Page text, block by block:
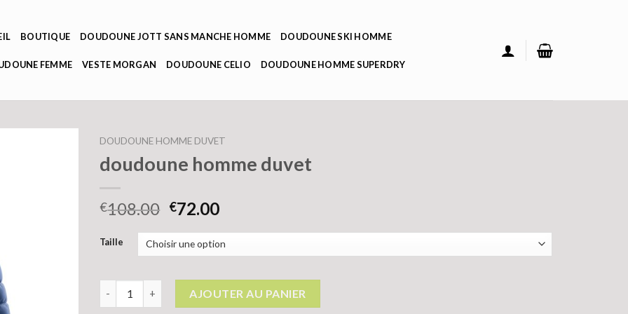
BOUTIQUE DOUDOUNE JOTT SANS MANCHE HOMME DOUDOUNE SKI HOMME
FEMME VESTE MORGAN DOUDOUNE CELIO DOUDOUNE HOMME SUPERDRY
DOUDOUNE HOMME DUVET
doudoune homme duvet
€108.00 €72.00
Taille
AJOUTER AU PANIER